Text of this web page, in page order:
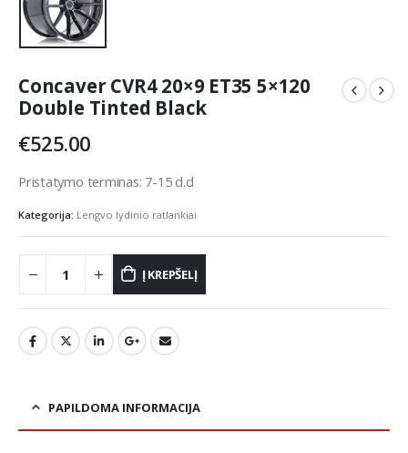
Concaver CVR4 20×9 ET35 5×120
Double Tinted Black
€525.00
Pristatymo terminas: 7-15 d.d
Kategorija: Lengvo lydinio ratlankiai
Į KREPŠELĮ
PAPILDOMA INFORMACIJA